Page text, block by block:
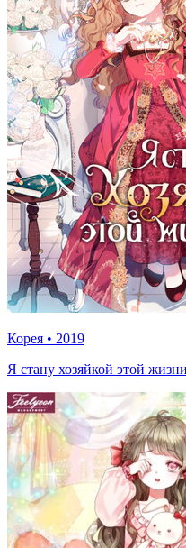
Корея • 2019
Я стану хозяйкой этой жизни